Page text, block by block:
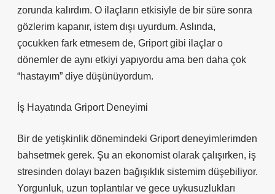
zorunda kalırdım. O ilaçların etkisiyle de bir süre sonra
gözlerim kapanır, istem dışı uyurdum. Aslında,
çocukken fark etmesem de, Griport gibi ilaçlar o
dönemler de aynı etkiyi yapıyordu ama ben daha çok
“hastayım” diye düşünüyordum.
İş Hayatında Griport Deneyimi
Bir de yetişkinlik dönemindeki Griport deneyimlerimden
bahsetmek gerek. Şu an ekonomist olarak çalışırken, iş
stresinden dolayı bazen bağışıklık sistemim düşebiliyor.
Yorgunluk, uzun toplantılar ve gece uykusuzlukları